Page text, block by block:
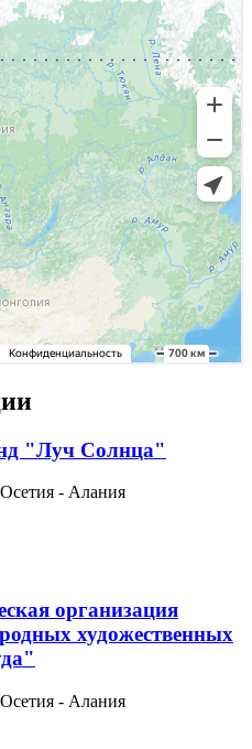
"Луч Солнца"
- Алания
организация
художественных
- Алания